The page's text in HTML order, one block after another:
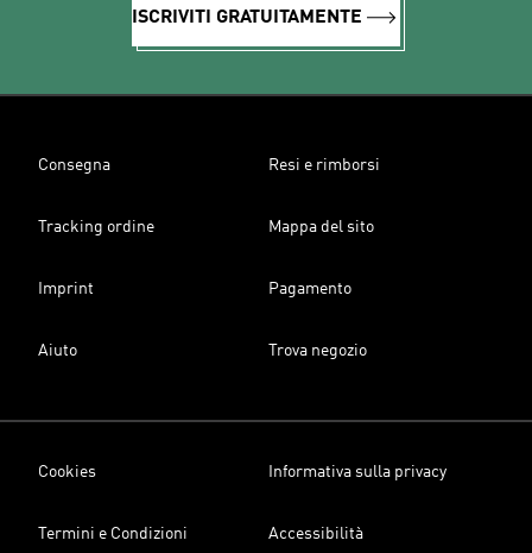
ISCRIVITI GRATUITAMENTE
Consegna Resi e rimborsi
Tracking ordine Mappa del sito
Imprint Pagamento
Aiuto Trova negozio
Cookies Informativa sulla privacy
Termini e Condizioni Accessibilità